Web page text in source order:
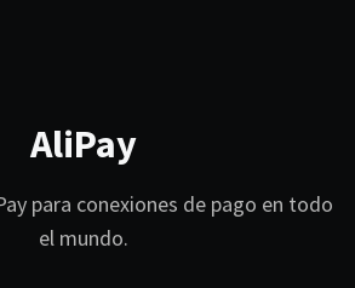
AliPay
para conexiones de pago en todo
el mundo.